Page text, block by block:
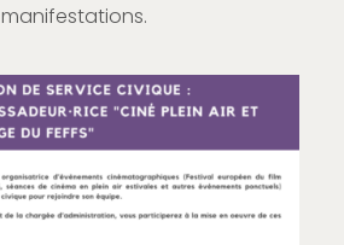
manifestations.